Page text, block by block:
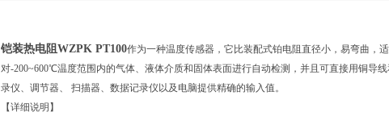
铠装热电阻WZPK PT100作为一种温度传感器，它比装配式铂电阻直径小，易弯曲，
对-200~600℃温度范围内的气体、液体介质和固体表面进行自动检测，并且可直接用铜导
录仪、调节器、 扫描器、数据记录仪以及电脑提供精确的输入值。
【详细说明】